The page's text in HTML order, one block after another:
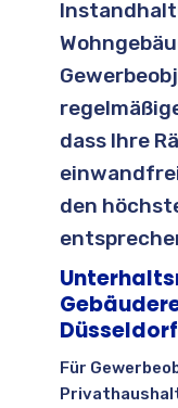
dass Ihre
den
Für